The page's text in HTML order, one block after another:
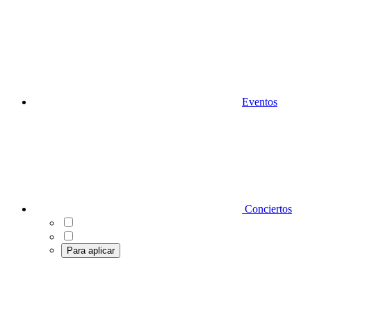
Eventos
Conciertos
Para aplicar